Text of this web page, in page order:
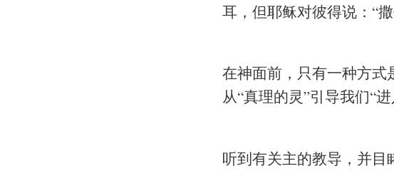
耳，但耶稣对彼得说：“
在神面前，只有一种方
从“真理的灵”引导我们“
听到有关主的教导，并